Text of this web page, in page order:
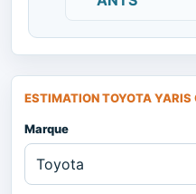
ESTIMATION TOYOTA YARIS
Marque